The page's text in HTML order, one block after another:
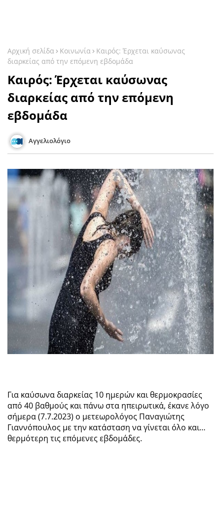
Αρχική σελίδα Κοινωνία
Καιρός: Έρχεται καύσωνας
διαρκείας από την επόμενη εβδομάδα
Καιρός: Έρχεται καύσωνας
διαρκείας από την επόμενη
εβδομάδα
Αγγελιολόγιο
Για καύσωνα διαρκείας 10 ημερών και θερμοκρασίες
από 40 βαθμούς και πάνω στα ηπειρωτικά, έκανε λόγο
σήμερα (7.7.2023) ο μετεωρολόγος Παναγιώτης
Γιαννόπουλος με την κατάσταση να γίνεται όλο και…
θερμότερη τις επόμενες εβδομάδες.